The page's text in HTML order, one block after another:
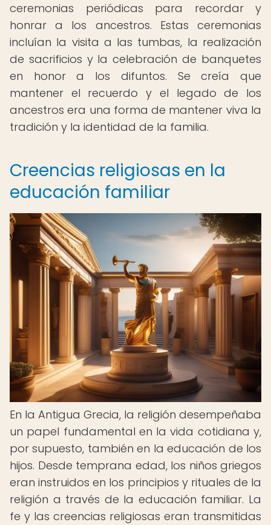
ceremonias periódicas para recordar y
honrar a los ancestros. Estas ceremonias
incluían la visita a las tumbas, la realización
de sacrificios y la celebración de banquetes
en honor a los difuntos. Se creía que
mantener el recuerdo y el legado de los
ancestros era una forma de mantener viva la
tradición y la identidad de la familia.
Creencias religiosas en la
educación familiar
En la Antigua Grecia, la religión desempeñaba
un papel fundamental en la vida cotidiana y,
por supuesto, también en la educación de los
hijos. Desde temprana edad, los niños griegos
eran instruidos en los principios y rituales de la
religión a través de la educación familiar. La
fe y las creencias religiosas eran transmitidas